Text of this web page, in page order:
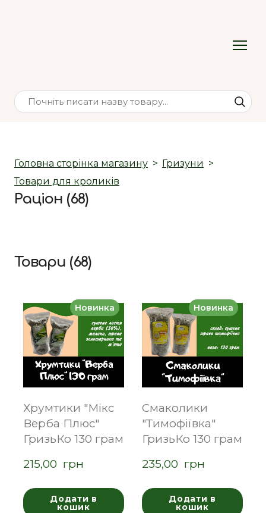
Головна сторінка магазину
Гризуни
Товари для кроликів
Раціон (68)
Товари (68)
Новинка
Хрумтики "Мікс
Верба Плюс"
ГризьКо 130 грам
215,00  грн
Додати в
кошик
Новинка
Смаколики
"Тимофіївка"
ГризьКо 130 грам
235,00  грн
Додати в
кошик